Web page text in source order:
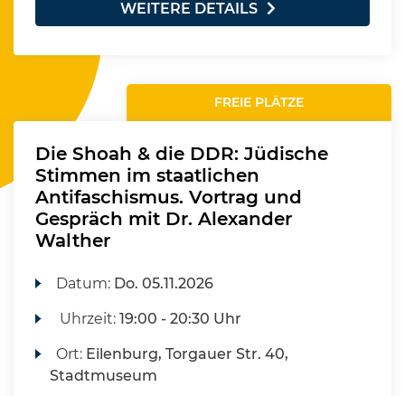
WEITERE DETAILS
FREIE PLÄTZE
Die Shoah & die DDR: Jüdische
Stimmen im staatlichen
Antifaschismus. Vortrag und
Gespräch mit Dr. Alexander
Walther
Datum: Do. 05.11.2026
Uhrzeit:19:00 - 20:30 Uhr
Ort: Eilenburg, Torgauer Str. 40,
Stadtmuseum